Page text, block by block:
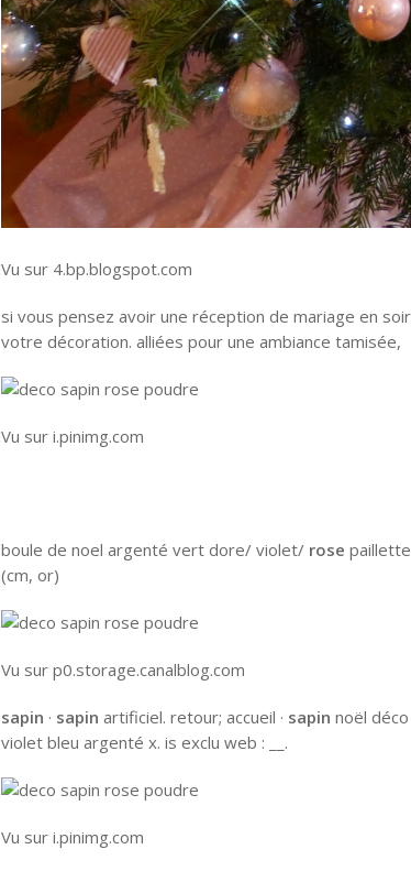
Vu sur 4.bp.blogspot.com
si vous pensez avoir une réception de mariage en
votre décoration. alliées pour une ambiance tamisée,
Vu sur i.pinimg.com
boule de noel argenté vert dore/ violet/ rose paillette
(cm, or)
Vu sur p0.storage.canalblog.com
sapin · sapin artificiel. retour; accueil · sapin noël
violet bleu argenté x. is exclu web : __.
Vu sur i.pinimg.com